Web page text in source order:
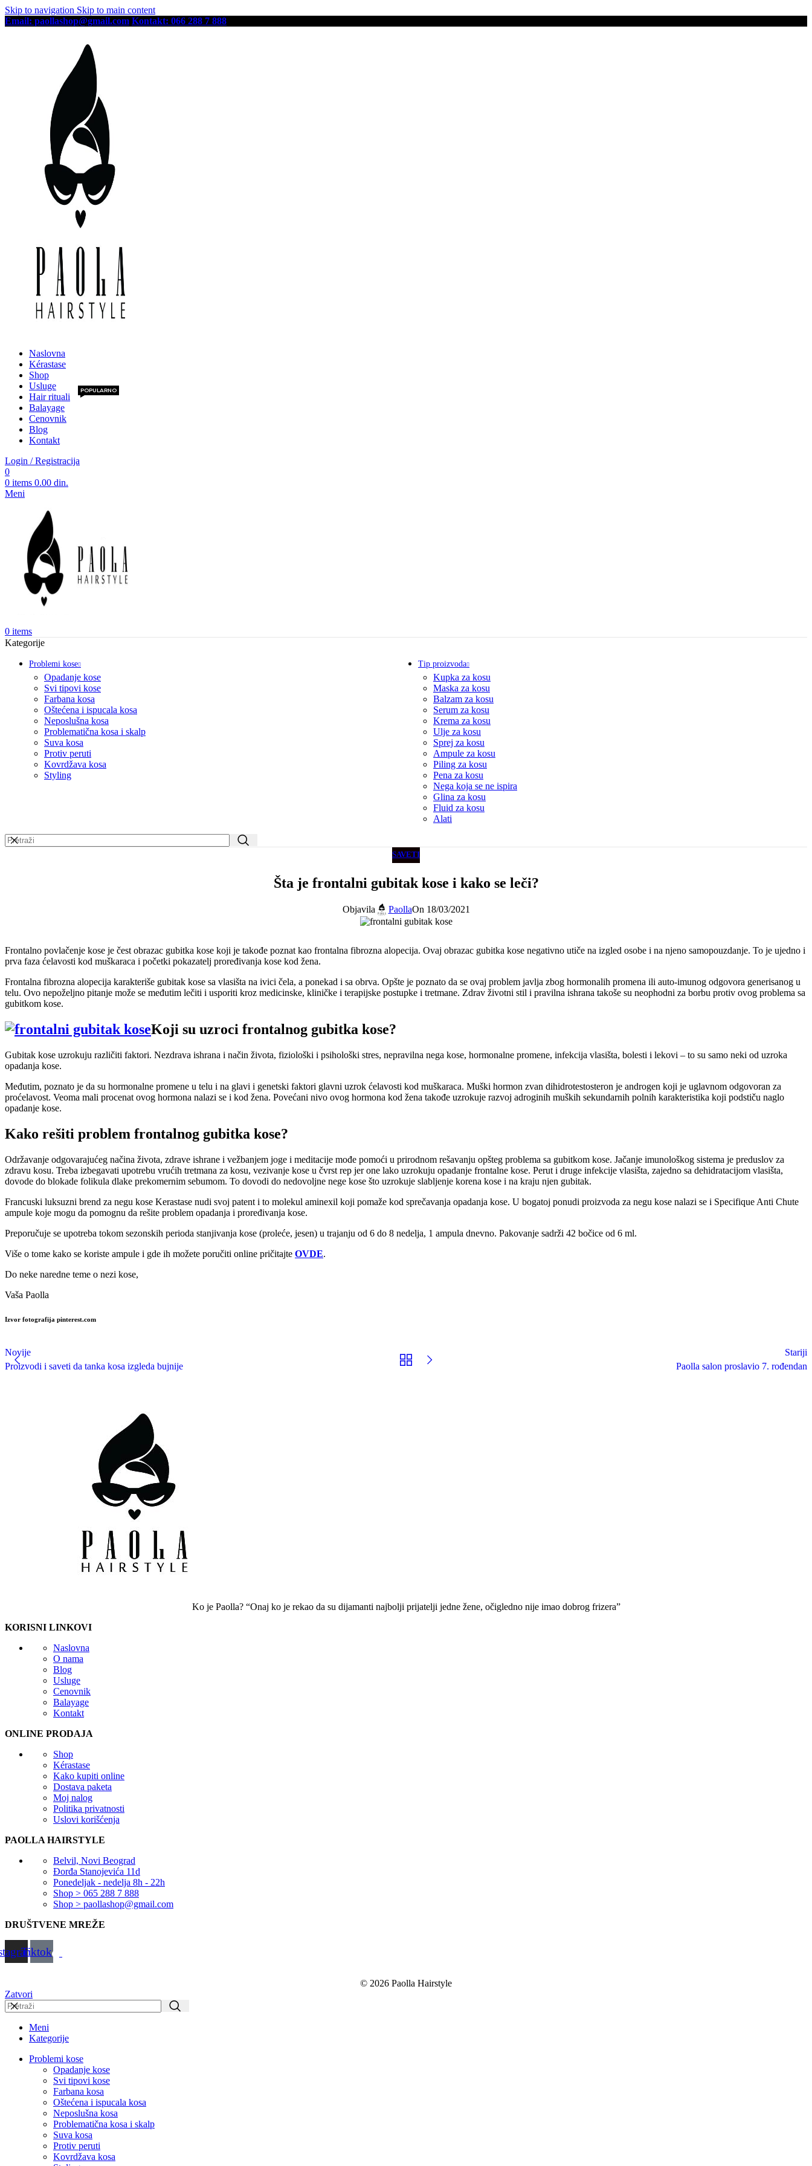
Skip to navigation Skip to main content
Email: paollashop@gmail.com Kontakt: 066 288 7 888
Naslovna
Kérastase
Shop
Usluge
Hair rituali
Balayage
Cenovnik
Blog
Kontakt
Login / Registracija
0
0 items 0.00 din.
Meni
0 items
Kategorije
Problemi kose
Opadanje kose
Svi tipovi kose
Farbana kosa
Oštećena i ispucala kosa
Neposlušna kosa
Problematična kosa i skalp
Suva kosa
Protiv peruti
Kovrdžava kosa
Styling
Tip proizvoda
Kupka za kosu
Maska za kosu
Balzam za kosu
Serum za kosu
Krema za kosu
Ulje za kosu
Sprej za kosu
Ampule za kosu
Piling za kosu
Pena za kosu
Nega koja se ne ispira
Glina za kosu
Fluid za kosu
Alati
SAVETI
Šta je frontalni gubitak kose i kako se leči?
Objavila PaollaOn 18/03/2021
Frontalno povlačenje kose je čest obrazac gubitka kose koji je takođe poznat kao frontalna fibrozna alopecija. Ovaj obrazac gubitka kose negativno utiče na izgled osobe i na njeno samopouzdanje. To je ujedno i
prva faza ćelavosti kod muškaraca i početki pokazatelj proređivanja kose kod žena.
Frontalna fibrozna alopecija karakteriše gubitak kose sa vlasišta na ivici čela, a ponekad i sa obrva. Opšte je poznato da se ovaj problem javlja zbog hormonalih promena ili auto-imunog odgovora generisanog u
telu. Ovo nepoželjno pitanje može se međutim lečiti i usporiti kroz medicinske, kliničke i terapijske postupke i tretmane. Zdrav životni stil i pravilna ishrana takoše su neophodni za borbu protiv ovog problema sa
gubitkom kose.
Koji su uzroci frontalnog gubitka kose?
Gubitak kose uzrokuju različiti faktori. Nezdrava ishrana i način života, fiziološki i psihološki stres, nepravilna nega kose, hormonalne promene, infekcija vlasišta, bolesti i lekovi – to su samo neki od uzroka
opadanja kose.
Međutim, poznato je da su hormonalne promene u telu i na glavi i genetski faktori glavni uzrok ćelavosti kod muškaraca. Muški hormon zvan dihidrotestosteron je androgen koji je uglavnom odgovoran za
proćelavost. Veoma mali procenat ovog hormona nalazi se i kod žena. Povećani nivo ovog hormona kod žena takođe uzrokuje razvoj adroginih muških sekundarnih polnih karakteristika koji podstiču naglo
opadanje kose.
Kako rešiti problem frontalnog gubitka kose?
Održavanje odgovarajućeg načina života, zdrave ishrane i vežbanjem joge i meditacije mođe pomoći u prirodnom rešavanju opšteg problema sa gubitkom kose. Jačanje imunološkog sistema je preduslov za
zdravu kosu. Treba izbegavati upotrebu vrućih tretmana za kosu, vezivanje kose u čvrst rep jer one lako uzrokuju opadanje frontalne kose. Perut i druge infekcije vlasišta, zajedno sa dehidratacijom vlasišta,
dovode do blokade folikula dlake prekomernim sebumom. To dovodi do nedovoljne nege kose što uzrokuje slabljenje korena kose i na kraju njen gubitak.
Francuski luksuzni brend za negu kose Kerastase nudi svoj patent i to molekul aminexil koji pomaže kod sprečavanja opadanja kose. U bogatoj ponudi proizvoda za negu kose nalazi se i Specifique Anti Chute
ampule koje mogu da pomognu da rešite problem opadanja i proređivanja kose.
Preporučuje se upotreba tokom sezonskih perioda stanjivanja kose (proleće, jesen) u trajanju od 6 do 8 nedelja, 1 ampula dnevno. Pakovanje sadrži 42 bočice od 6 ml.
Više o tome kako se koriste ampule i gde ih možete poručiti online pričitajte OVDE.
Do neke naredne teme o nezi kose,
Vaša Paolla
Izvor fotografija pinterest.com
Novije
Proizvodi i saveti da tanka kosa izgleda bujnije
Stariji
Paolla salon proslavio 7. rođendan
Ko je Paolla? “Onaj ko je rekao da su dijamanti najbolji prijatelji jedne žene, očigledno nije imao dobrog frizera”
KORISNI LINKOVI
Naslovna
O nama
Blog
Usluge
Cenovnik
Balayage
Kontakt
ONLINE PRODAJA
Shop
Kérastase
POPULARNO
Kako kupiti online
Dostava paketa
Moj nalog
Politika privatnosti
Uslovi korišćenja
PAOLLA HAIRSTYLE
Belvil, Novi Beograd
Đorđa Stanojevića 11d
Ponedeljak - nedelja 8h - 22h
Shop > 065 288 7 888
Shop > paollashop@gmail.com
DRUŠTVENE MREŽE
Tiktok
© 2026 Paolla Hairstyle
Zatvori
Meni
Kategorije
Problemi kose
Opadanje kose
Svi tipovi kose
Farbana kosa
Oštećena i ispucala kosa
Neposlušna kosa
Problematična kosa i skalp
Suva kosa
Protiv peruti
Kovrdžava kosa